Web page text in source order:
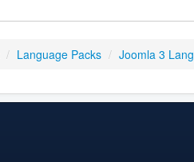
/ Language Packs / Joomla 3